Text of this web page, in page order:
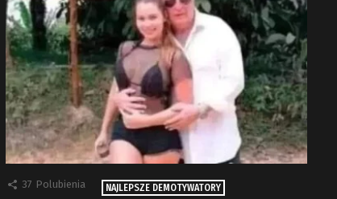
37 Polubienia NAJLEPSZE DEMOTYWATORY